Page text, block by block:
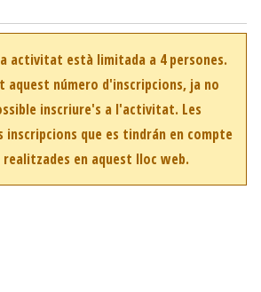
activitat està limitada a 4 persones.
aquest número d'inscripcions, ja no
inscriure's a l'activitat. Les
inscripcions que es tindrán en compte
realitzades en aquest lloc web.